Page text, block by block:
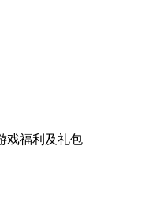
戏福利 及礼包